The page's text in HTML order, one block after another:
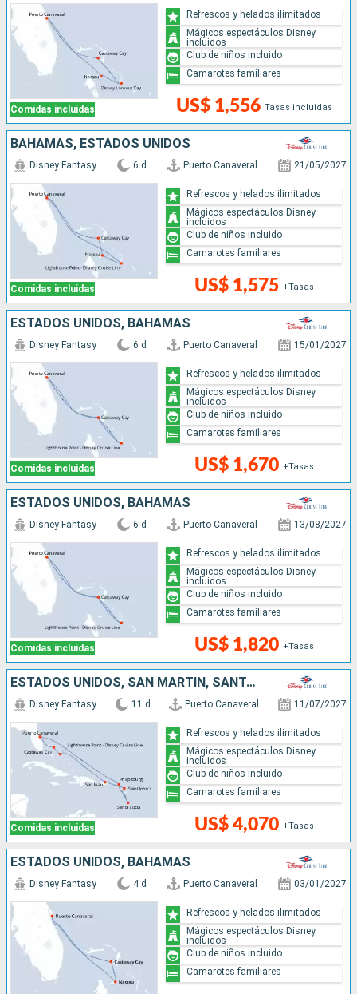
Comidas incluidas US$ 1,556 Tasas incluidas
Refrescos y helados ilimitados
Mágicos espectáculos Disney
incluidos
Club de niños incluido
Camarotes familiares
BAHAMAS, ESTADOS UNIDOS
Comidas incluidas
Disney Fantasy 6 d Puerto Canaveral 21/05/2027
US$ 1,575 +Tasas
Refrescos y helados ilimitados
Mágicos espectáculos Disney
incluidos
Club de niños incluido
Camarotes familiares
ESTADOS UNIDOS, BAHAMAS
Comidas incluidas
Disney Fantasy 6 d Puerto Canaveral 15/01/2027
US$ 1,670 +Tasas
Refrescos y helados ilimitados
Mágicos espectáculos Disney
incluidos
Club de niños incluido
Camarotes familiares
ESTADOS UNIDOS, BAHAMAS
Comidas incluidas
Disney Fantasy 6 d Puerto Canaveral 13/08/2027
US$ 1,820 +Tasas
Refrescos y helados ilimitados
Mágicos espectáculos Disney
incluidos
Club de niños incluido
Camarotes familiares
ESTADOS UNIDOS, SAN MARTÍN, SANTA LUCIA, ANTIGUA Y BARBUDA, PUERTO RICO, BAHAMAS
Comidas incluidas
Disney Fantasy 11 d Puerto Canaveral 11/07/2027
US$ 4,070 +Tasas
Refrescos y helados ilimitados
Mágicos espectáculos Disney
incluidos
Club de niños incluido
Camarotes familiares
ESTADOS UNIDOS, BAHAMAS
Disney Fantasy 4 d Puerto Canaveral 03/01/2027
Refrescos y helados ilimitados
Mágicos espectáculos Disney
incluidos
Club de niños incluido
Camarotes familiares